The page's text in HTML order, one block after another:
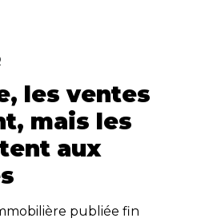
les ventes
mais les
aux
publiée fin